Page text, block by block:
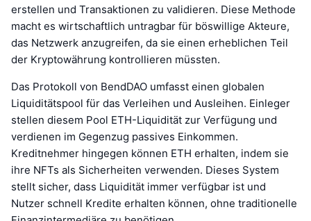
erstellen und Transaktionen zu validieren. Diese Methode
macht es wirtschaftlich untragbar für böswillige Akteure,
das Netzwerk anzugreifen, da sie einen erheblichen Teil
der Kryptowährung kontrollieren müssten.
Das Protokoll von BendDAO umfasst einen globalen
Liquiditätspool für das Verleihen und Ausleihen. Einleger
stellen diesem Pool ETH-Liquidität zur Verfügung und
verdienen im Gegenzug passives Einkommen.
Kreditnehmer hingegen können ETH erhalten, indem sie
ihre NFTs als Sicherheiten verwenden. Dieses System
stellt sicher, dass Liquidität immer verfügbar ist und
Nutzer schnell Kredite erhalten können, ohne traditionelle